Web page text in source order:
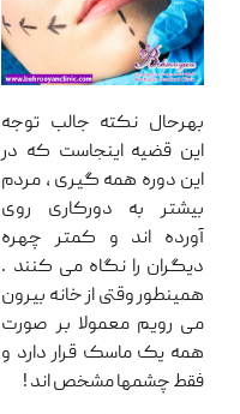
بهرحال نکته‌ جالب توجه
این قضیه اینجاست که در
این دوره‌ همه گیری ، مردم
بیشتر به دورکاری روی
آورده اند و کمتر چهره‌
دیگران را نگاه می کنند .
همینطور وقتی از خانه بیرون
می رویم معمولا بر صورت
همه یک ماسک قرار دارد و
فقط چشمها مشخص اند !